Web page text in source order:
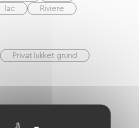
lac Riviere
Privat lukket grund